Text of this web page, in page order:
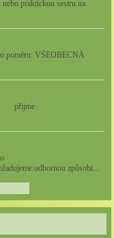
praktickou sestru na
poměru: VŠEOBECNÁ
přijme
způsobi...